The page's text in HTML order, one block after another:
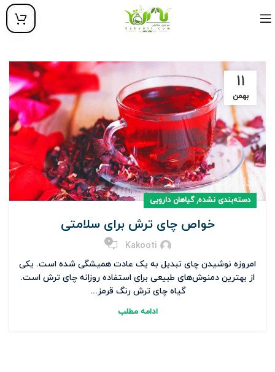
۱۱
بهمن
دسته‌بندی نشده,گیاهان دارویی
خواص چای ترش برای سلامتی
Kakooti
0
امروزه نوشیدن چای تبدیل به یک عادت همیشگی شده است. یکی
از بهترین دمنوش‌های طبیعی برای استفاده روزانه چای ترش است.
گیاه چای ترش رنگ قرمز...
ادامه مطلب